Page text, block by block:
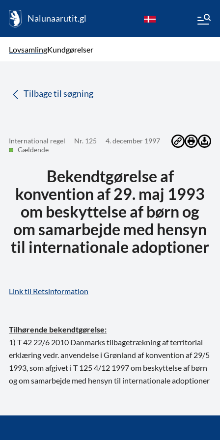
Nalunaarutit.gl
LovsamlingKundgørelser
Tilbage til søgning
International regel Nr. 125
4. december 1997
Gældende
Bekendtgørelse af
konvention af 29. maj 1993
om beskyttelse af børn og
om samarbejde med hensyn
til internationale adoptioner
Link til Retsinformation
Tilhørende bekendtgørelse:
1) T 42 22/6 2010 Danmarks tilbagetrækning af territorial
erklæring vedr. anvendelse i Grønland af konvention af 29/5
1993, som afgivet i T 125 4/12 1997 om beskyttelse af børn
og om samarbejde med hensyn til internationale adoptioner